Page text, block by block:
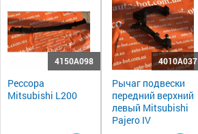
4150A098
Рессора
Mitsubishi L200
4010A037
Рычаг подвески
передний верхний
левый Mitsubishi
Pajero IV